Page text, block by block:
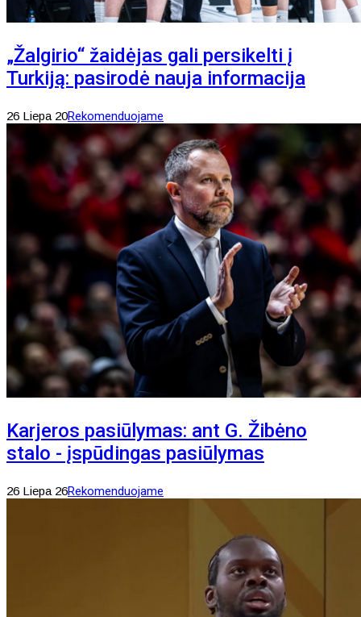
„Žalgirio“ žaidėjas gali persikelti į
Turkiją: pasirodė nauja informacija
26 Liepa 20Rekomenduojame
Karjeros pasiūlymas: ant G. Žibėno
stalo - įspūdingas pasiūlymas
26 Liepa 26Rekomenduojame